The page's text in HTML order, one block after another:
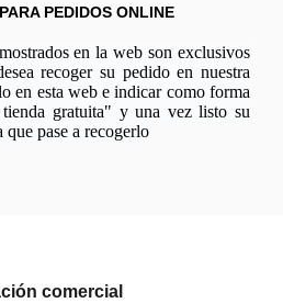
PEDIDOS ONLINE
en la web son exclusivos
recoger su pedido en nuestra
en esta web e indicar como forma
gratuita" y una vez listo su
que pase a recogerlo
comercial